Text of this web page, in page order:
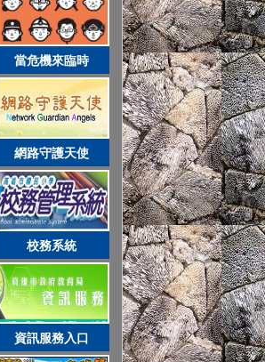
校務系統
資訊服務入口
智慧財產權
節能減碳全民行動
網路守護天使
校務系統